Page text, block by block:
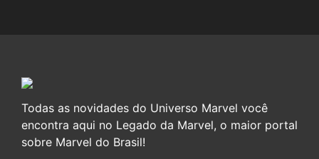
Todas as novidades do Universo Marvel você
encontra aqui no Legado da Marvel, o maior portal
sobre Marvel do Brasil!